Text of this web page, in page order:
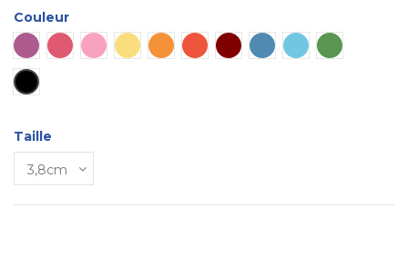
Couleur
Violet
Rose vifRose Jaune OrangeRouge MarronBleu Bleu cielVert
Noir
Taille